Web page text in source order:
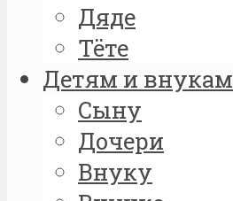
Дяде
Тёте
Детям и внукам
Сыну
Дочери
Внуку